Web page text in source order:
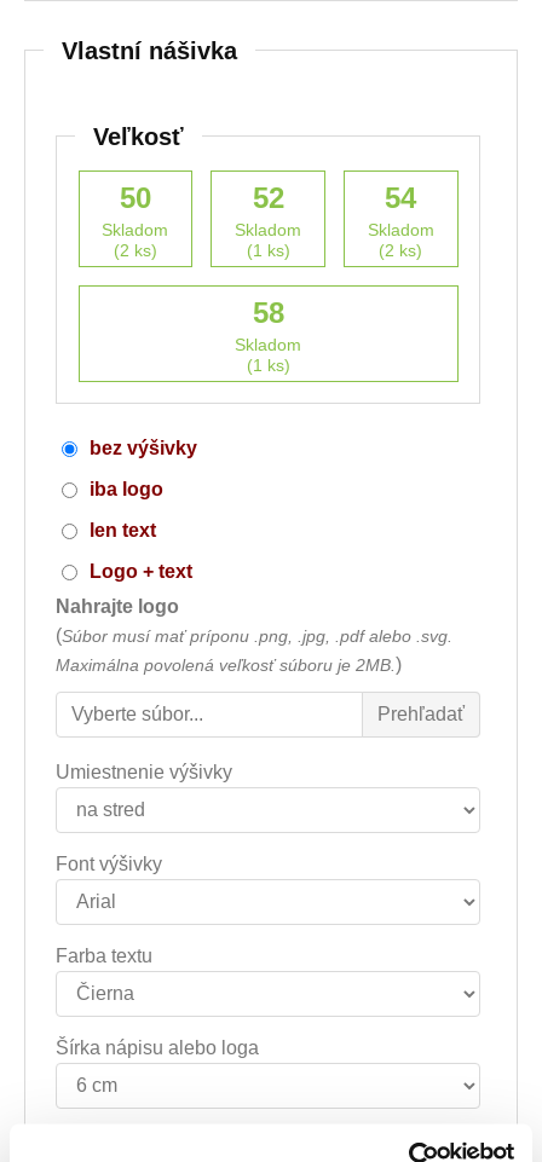
Vlastní nášivka
Veľkosť
50
Skladom
(2 ks)
52
Skladom
(1 ks)
54
Skladom
(2 ks)
58
Skladom
(1 ks)
bez výšivky
iba logo
len text
Logo + text
Nahrajte logo
(Súbor musí mať príponu .png, .jpg, .pdf alebo .svg.
Maximálna povolená veľkosť súboru je 2MB. )
Umiestnenie výšivky
Font výšivky
Farba textu
Šírka nápisu alebo loga